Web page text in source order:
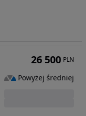
26 500 PLN
Powyżej średniej